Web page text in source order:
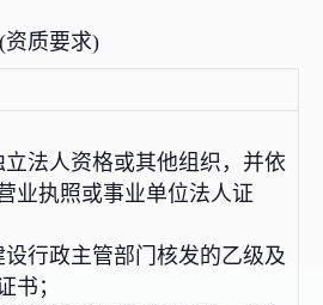
资质要求)
法人资格或其他组织，并依
业执照或事业单位法人证
行政主管部门核发的乙级及
书；